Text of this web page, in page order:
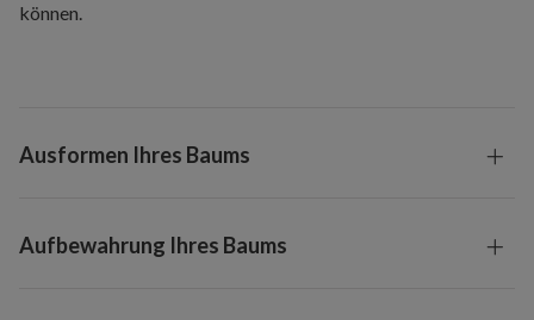
können.
Ausformen Ihres Baums
Aufbewahrung Ihres Baums